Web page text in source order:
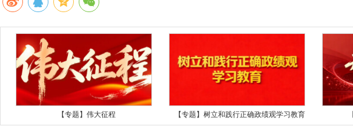
【专题】伟大征程 【专题】树立和践行正确政绩观学习教育